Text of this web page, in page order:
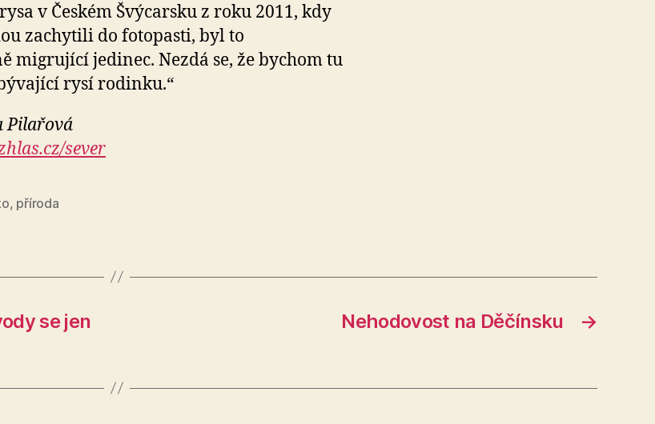
v Českém Švýcarsku z roku 2011, kdy
zachytili do fotopasti, byl to
migrující jedinec. Nezdá se, že bychom tu
rysí rodinku.“
Pilařová
sever
, příroda
se jen
→
Nehodovost na Děčínsku